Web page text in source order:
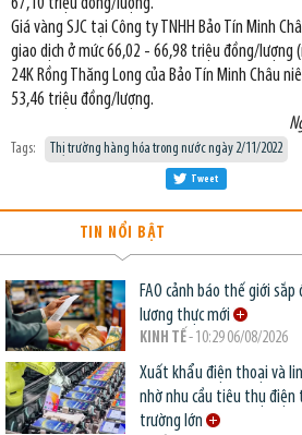
67,10 triệu đồng/lượng.
Giá vàng SJC tại Công ty TNHH Bảo Tín Minh
giao dịch ở mức 66,02 - 66,98 triệu đồng/lượng
24K Rồng Thăng Long của Bảo Tín Minh Châu
53,46 triệu đồng/lượng.
Tags: Thị trường hàng hóa trong nước ngày 2/11/2022
Tweet
TIN NỔI BẬT
FAO cảnh báo thế giới
lương thực mới
KINH TẾ- 10:29 06/08/2026
Xuất khẩu điện thoại và
nhờ nhu cầu tiêu thụ
trường lớn